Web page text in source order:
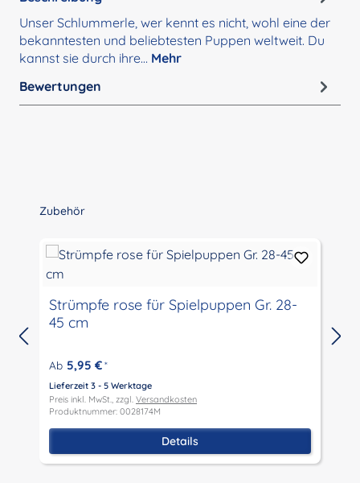
Unser Schlummerle, wer kennt es nicht, wohl eine der
bekanntesten und beliebtesten Puppen weltweit. Du
kannst sie durch ihre… Mehr
Bewertungen
Produktgalerie überspringen
Zubehör
Strümpfe rose für Spielpuppen Gr. 28-
45 cm
Ab 5,95 € *
Lieferzeit 3 - 5 Werktage
Preis inkl. MwSt., zzgl. Versandkosten
Produktnummer: 0028174M
Details